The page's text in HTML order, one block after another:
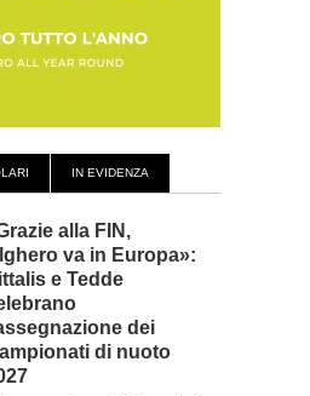
IN EVIDENZA
alla FIN,
va in Europa»:
e Tedde
dei
di nuoto